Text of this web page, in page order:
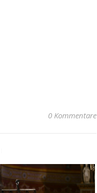
0 Kommentare